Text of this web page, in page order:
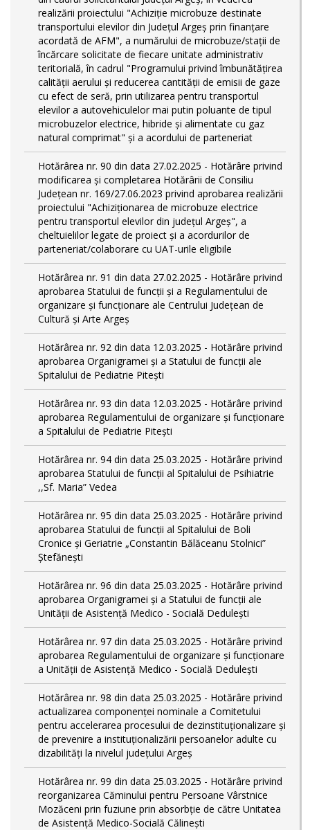
realizării proiectului "Achiziție microbuze destinate
transportului elevilor din Județul Argeș prin finanțare
acordată de AFM", a numărului de microbuze/stații de
încărcare solicitate de fiecare unitate administrativ
teritorială, în cadrul "Programului privind îmbunătățirea
calității aerului și reducerea cantității de emisii de gaze
cu efect de seră, prin utilizarea pentru transportul
elevilor a autovehiculelor mai putin poluante de tipul
microbuzelor electrice, hibride și alimentate cu gaz
natural comprimat" și a acordului de parteneriat
Hotărârea nr. 90 din data 27.02.2025 - Hotărâre privind
modificarea și completarea Hotărârii de Consiliu
Județean nr. 169/27.06.2023 privind aprobarea realizării
proiectului "Achiziționarea de microbuze electrice
pentru transportul elevilor din județul Argeș", a
cheltuielilor legate de proiect și a acordurilor de
parteneriat/colaborare cu UAT-urile eligibile
Hotărârea nr. 91 din data 27.02.2025 - Hotărâre privind
aprobarea Statului de funcţii și a Regulamentului de
organizare și funcționare ale Centrului Județean de
Cultură și Arte Argeș
Hotărârea nr. 92 din data 12.03.2025 - Hotărâre privind
aprobarea Organigramei și a Statului de funcţii ale
Spitalului de Pediatrie Pitești
Hotărârea nr. 93 din data 12.03.2025 - Hotărâre privind
aprobarea Regulamentului de organizare și funcționare
a Spitalului de Pediatrie Pitești
Hotărârea nr. 94 din data 25.03.2025 - Hotărâre privind
aprobarea Statului de funcţii al Spitalului de Psihiatrie
,,Sf. Maria” Vedea
Hotărârea nr. 95 din data 25.03.2025 - Hotărâre privind
aprobarea Statului de funcţii al Spitalului de Boli
Cronice și Geriatrie „Constantin Bălăceanu Stolnici”
Ștefănești
Hotărârea nr. 96 din data 25.03.2025 - Hotărâre privind
aprobarea Organigramei și a Statului de funcții ale
Unității de Asistență Medico - Socială Dedulești
Hotărârea nr. 97 din data 25.03.2025 - Hotărâre privind
aprobarea Regulamentului de organizare și funcționare
a Unității de Asistență Medico - Socială Dedulești
Hotărârea nr. 98 din data 25.03.2025 - Hotărâre privind
actualizarea componenței nominale a Comitetului
pentru accelerarea procesului de dezinstituționalizare şi
de prevenire a instituționalizării persoanelor adulte cu
dizabilități la nivelul județului Argeș
Hotărârea nr. 99 din data 25.03.2025 - Hotărâre privind
reorganizarea Căminului pentru Persoane Vârstnice
Mozăceni prin fuziune prin absorbție de către Unitatea
de Asistență Medico-Socială Călinești